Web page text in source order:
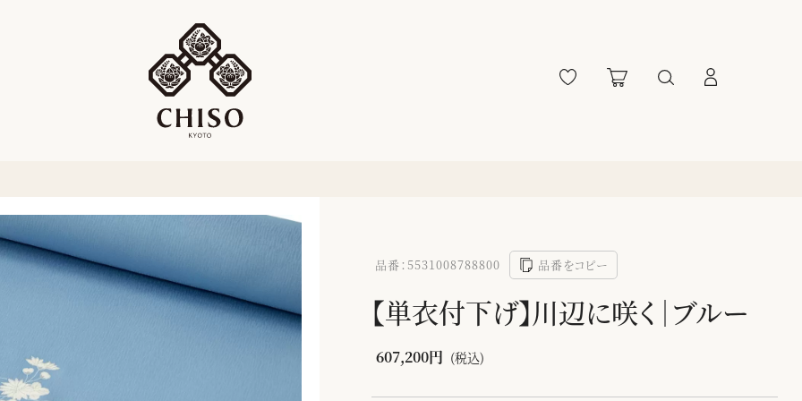
品番：5531008788800 品番をコピー
【単衣付下げ】川辺に咲く｜ブルー
607,200円 (税込)